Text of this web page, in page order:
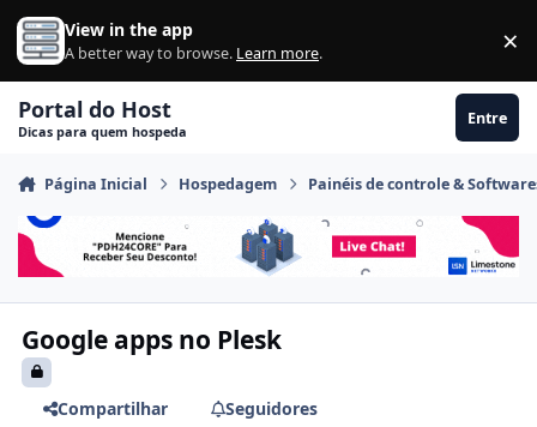
Ir para conteúdo
View in the app
A better way to browse. Learn more. ×
Portal do Host
Dicas para quem hospeda
Entre
Página Inicial Hospedagem Painéis de controle &
Google apps no Plesk
Compartilhar
Seguidores